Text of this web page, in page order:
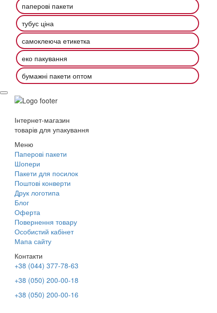
паперові пакети
тубус ціна
самоклеюча етикетка
еко пакування
бумажні пакети оптом
Інтернет-магазин
товарів для упакування
Меню
Паперові пакети
Шопери
Пакети для посилок
Поштові конверти
Друк логотипа
Блог
Оферта
Повернення товару
Особистий кабінет
Мапа сайту
Контакти
+38 (044) 377-78-63
+38 (050) 200-00-18
+38 (050) 200-00-16